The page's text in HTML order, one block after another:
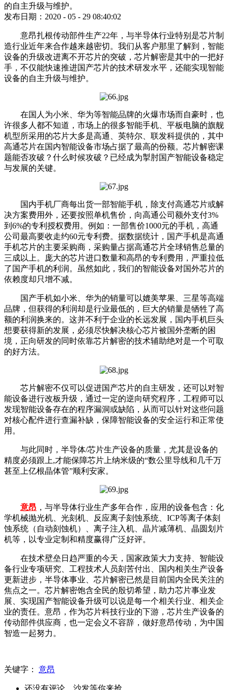
的自主升级与维护。
发布日期：2020 - 05 - 29 08:40:02
意昂扎根传动部件生产22年，与半导体行业特别是芯片制
造行业近年来合作越来越密切。我们从客户那里了解到，智能
设备的升级改进离不开芯片的突破，芯片解密是其中的一把好
手，不仅能快速推进国产芯片的技术研发水平，还能实现智能
设备的自主升级与维护。
在国人为小米、华为等智能品牌的火爆市场而自豪时，也
许很多人都不知道，市场上的很多智能手机、平板电脑的旗舰
机型所采用的芯片大多是高通、英特尔、联发科提供的，其中
高通芯片在国内智能设备市场占据了最高的份额。芯片解密课
题能否攻破？什么时候攻破？已经成为掣肘国产智能设备稳定
与发展的关键。
国内手机厂商每出货一部智能手机，除支付高通芯片或解
决方案费用外，还要按照单机售价，向高通公司额外支付3%
到6%的专利授权费用。例如：一部售价1000元的手机，高通
公司最高要收走约60元专利费。据数据统计，国产手机是高通
手机芯片的主要采购商，采购量占据高通芯片全球销售总量的
三成以上。庞大的芯片进口数量和高昂的专利费用，严重拉低
了国产手机的利润。虽然如此，我们的智能设备对国外芯片的
依赖度却只增不减。
国产手机如小米、华为的销量可以媲美苹果、三星等高端
品牌，但获得的利润却是行业最低的，巨大的销量是牺牲了高
额的利润换来的。这并不利于企业的长远发展，国内手机巨头
想要获得新的发展，必须尽快解决核心芯片被国外垄断的困
境，正向研发的同时依靠芯片解密的技术辅助绝对是一个可取
的好方法。
芯片解密不仅可以促进国产芯片的自主研发，还可以对智
能设备进行改板升级，通过一定的逆向研究程序，工程师可以
发现智能设备存在的程序漏洞或缺陷，从而可以针对这些问题
对核心配件进行查漏补缺，保障智能设备的安全运行和正常使
用。
与此同时，半导体/芯片生产设备的质量，尤其是设备的
精度必须跟上,才能保障芯片上纳米级的“数公里导线和几千万
甚至上亿根晶体管”顺利安家。
意昂 ，与半导体行业生产多年合作，应用的设备包含：化
学机械抛光机、光刻机、反应离子刻蚀系统、ICP等离子体刻
蚀系统（自动刻蚀机）、离子注入机、晶片减薄机、晶圆划片
机等，以专业定制和精度赢得广泛好评。
在技术壁垒日趋严重的今天，国家政策大力支持、智能设
备行业专项研究、工程技术人员刻苦付出、国内相关生产设备
更新进步，半导体事业、芯片解密已然是目前国内全民关注的
焦点之一。芯片解密饱含全民的殷切希望，助力芯片事业发
展、实现国产智能设备升级可以说是每一个相关行业、相关企
业的责任。意昂，作为芯片科技行业的下游，芯片生产设备的
传动部件供应商，也一定会义不容辞，做好意昂传动，为中国
智造一起努力。
关键字： 意昂
还没有评论，沙发等你来抢